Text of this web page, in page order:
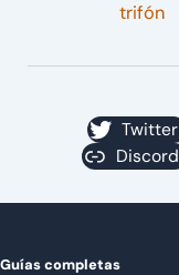
trifón
Twitter
Discord
Guías completas